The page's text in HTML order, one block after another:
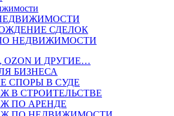
СДЕЛОК
НЕДВИЖИМОСТИ
OZON И ДРУГИЕ…
БИЗНЕСА
СПОРЫ В СУДЕ
В СТРОИТЕЛЬСТВЕ
ПО АРЕНДЕ